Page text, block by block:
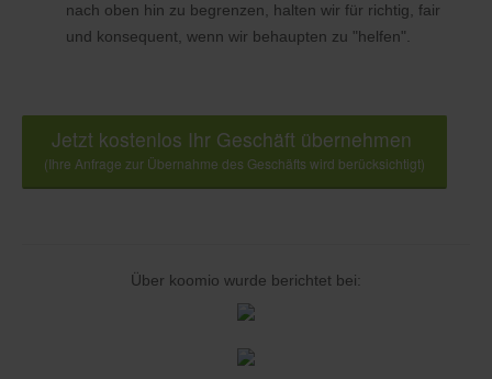
nach oben hin zu begrenzen, halten wir für richtig, fair
und konsequent, wenn wir behaupten zu "helfen".
Jetzt kostenlos Ihr Geschäft übernehmen
(Ihre Anfrage zur Übernahme des Geschäfts wird berücksichtigt)
Über koomio wurde berichtet bei: